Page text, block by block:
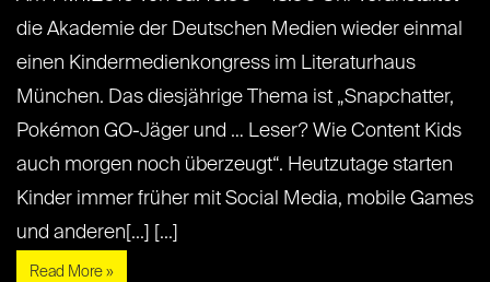
die Akademie der Deutschen Medien wieder einmal
einen Kindermedienkongress im Literaturhaus
München. Das diesjährige Thema ist „Snapchatter,
Pokémon GO-Jäger und … Leser? Wie Content Kids
auch morgen noch überzeugt“. Heutzutage starten
Kinder immer früher mit Social Media, mobile Games
und anderen[...] [...]
Read More »